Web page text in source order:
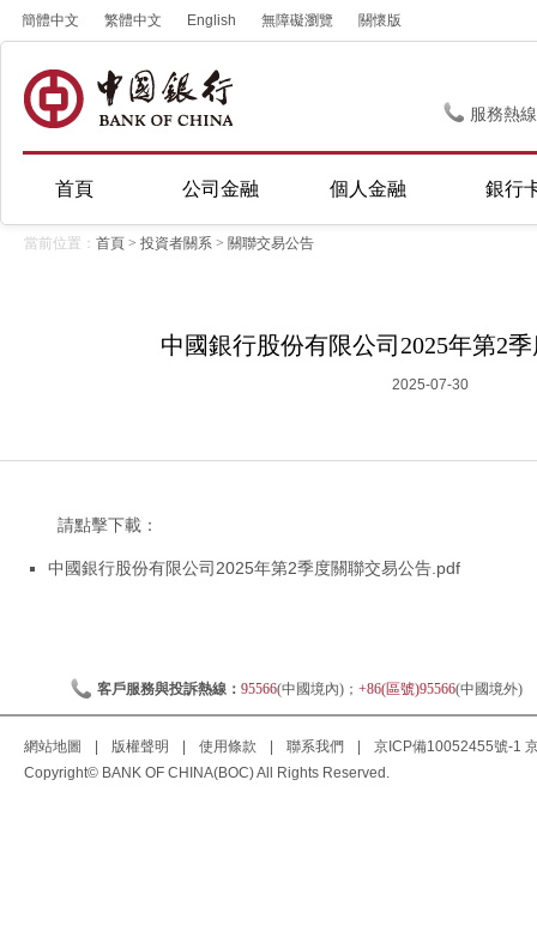
簡體中文 繁體中文 English 無障礙瀏覽 關懷版
服務熱
首頁 公司金融 個人金融 銀行
當前位置： 首頁 > 投資者關系 > 關聯交易公告
中國銀行股份有限公司2025年第2
2025-07-30
請點擊下載：
中國銀行股份有限公司2025年第2季度關聯交易公告.pdf
客戶服務與投訴熱線： 95566(中國境內)； +86(區號)95566(中國境外)
網站地圖 版權聲明 使用條款 聯系我們 京ICP備10052455號-1
Copyright© BANK OF CHINA(BOC) All Rights Reserved.